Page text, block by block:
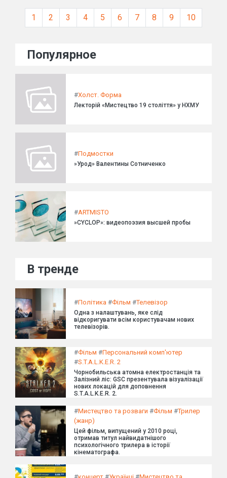
1 2 3 4 5 6 7 8 9 10
Популярное
#Холст. Форма
Лекторій «Мистецтво 19 століття» у НХМУ
#Подмостки
»Урод» Валентины Сотниченко
#ARTMISTO
»CYCLOP»: видеопоэзия высшей пробы
В тренде
#Політика #Фільм #Телевізор
Одна з налаштувань, яке слід
відкоригувати всім користувачам нових
телевізорів.
#Фільм #Персональний комп'ютер
#S.T.A.L.K.E.R. 2
Чорнобильська атомна електростанція та
Залізний ліс: GSC презентувала візуалізації
нових локацій для доповнення
S.T.A.L.K.E.R. 2.
#Мистецтво та розваги #Фільм #Трилер
(жанр)
Цей фільм, випущений у 2010 році,
отримав титул найвидатнішого
психологічного трилера в історії
кінематографа.